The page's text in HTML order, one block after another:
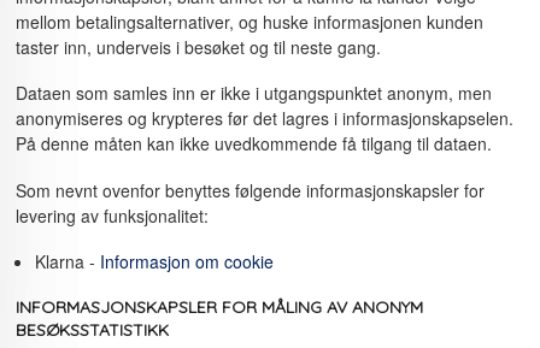
mellom betalingsalternativer, og huske informasjonen kunden
taster inn, underveis i besøket og til neste gang.
Dataen som samles inn er ikke i utgangspunktet anonym, men
anonymiseres og krypteres før det lagres i informasjonskapselen.
På denne måten kan ikke uvedkommende få tilgang til dataen.
Som nevnt ovenfor benyttes følgende informasjonskapsler for
levering av funksjonalitet:
Klarna - Informasjon om cookie
INFORMASJONSKAPSLER FOR MÅLING AV ANONYM
BESØKSSTATISTIKK